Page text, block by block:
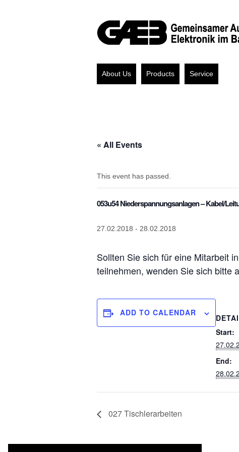
About Us Products Service
« All Events
This event has passed.
053u54 Niederspannungsanlagen – Kabel/
27.02.2018 - 28.02.2018
Sollten Sie sich für eine Mitarbeit
teilnehmen, wenden Sie sich bitte
ADD TO CALENDAR
Start:
End:
027 Tischlerarbeiten